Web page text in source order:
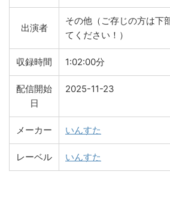
出演者
その他（ご存じの方は下
てください！）
収録時間 1:02:00分
配信開始
日
2025-11-23
メーカー いんすた
レーベル いんすた